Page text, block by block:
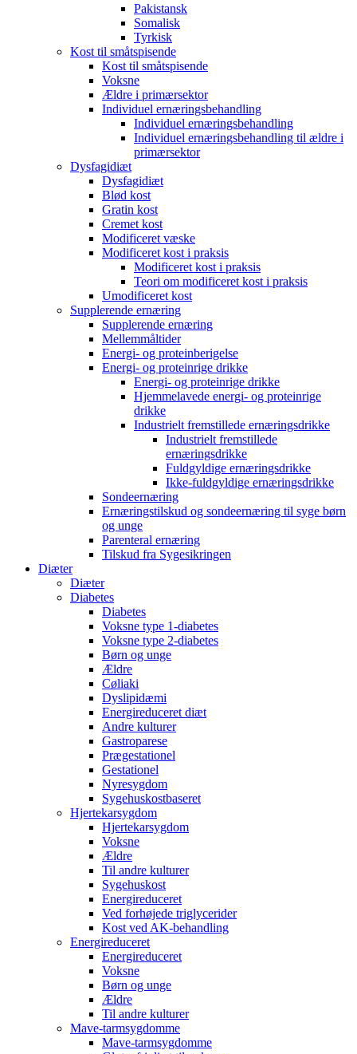
Pakistansk
Somalisk
Tyrkisk
Kost til småtspisende
Kost til småtspisende
Voksne
Ældre i primærsektor
Individuel ernæringsbehandling
Individuel ernæringsbehandling
Individuel ernæringsbehandling til ældre i
primærsektor
Dysfagidiæt
Dysfagidiæt
Blød kost
Gratin kost
Cremet kost
Modificeret væske
Modificeret kost i praksis
Modificeret kost i praksis
Teori om modificeret kost i praksis
Umodificeret kost
Supplerende ernæring
Supplerende ernæring
Mellemmåltider
Energi- og proteinberigelse
Energi- og proteinrige drikke
Energi- og proteinrige drikke
Hjemmelavede energi- og proteinrige
drikke
Industrielt fremstillede ernæringsdrikke
Industrielt fremstillede
ernæringsdrikke
Fuldgyldige ernæringsdrikke
Ikke-fuldgyldige ernæringsdrikke
Sondeernæring
Ernæringstilskud og sondeernæring til syge børn
og unge
Parenteral ernæring
Tilskud fra Sygesikringen
Diæter
Diæter
Diabetes
Diabetes
Voksne type 1-diabetes
Voksne type 2-diabetes
Børn og unge
Ældre
Cøliaki
Dyslipidæmi
Energireduceret diæt
Andre kulturer
Gastroparese
Prægestationel
Gestationel
Nyresygdom
Sygehuskostbaseret
Hjertekarsygdom
Hjertekarsygdom
Voksne
Ældre
Til andre kulturer
Sygehuskost
Energireduceret
Ved forhøjede triglycerider
Kost ved AK-behandling
Energireduceret
Energireduceret
Voksne
Børn og unge
Ældre
Til andre kulturer
Mave-tarmsygdomme
Mave-tarmsygdomme